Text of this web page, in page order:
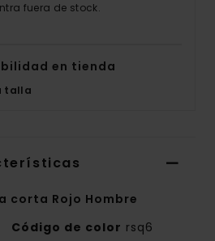
fuera de stock.
en tienda
talla
corta Rojo Hombre
Código de color rsq6